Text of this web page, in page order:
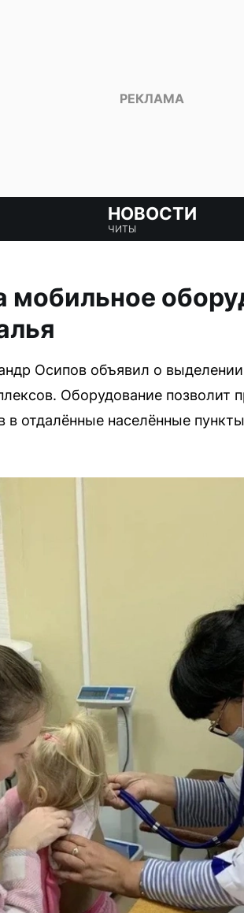
НОВОСТИ
ЧИТЫ
мобильное
Осипов объявил о
Оборудование позволит
отдалённые населённые